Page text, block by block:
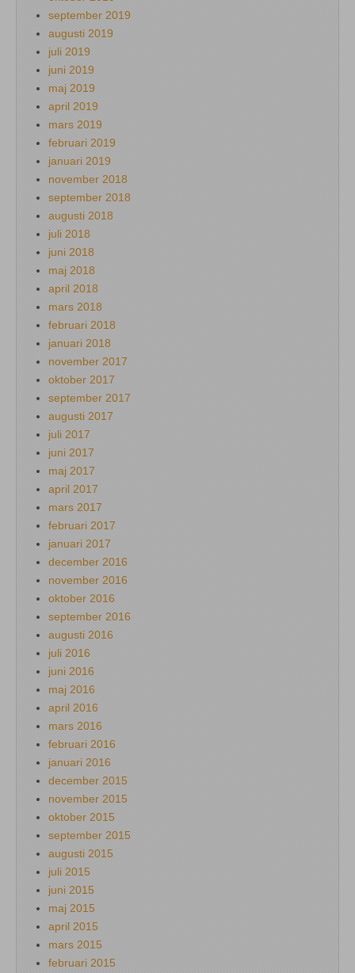
september 2019
augusti 2019
juli 2019
juni 2019
maj 2019
april 2019
mars 2019
februari 2019
januari 2019
november 2018
september 2018
augusti 2018
juli 2018
juni 2018
maj 2018
april 2018
mars 2018
februari 2018
januari 2018
november 2017
oktober 2017
september 2017
augusti 2017
juli 2017
juni 2017
maj 2017
april 2017
mars 2017
februari 2017
januari 2017
december 2016
november 2016
oktober 2016
september 2016
augusti 2016
juli 2016
juni 2016
maj 2016
april 2016
mars 2016
februari 2016
januari 2016
december 2015
november 2015
oktober 2015
september 2015
augusti 2015
juli 2015
juni 2015
maj 2015
april 2015
mars 2015
februari 2015